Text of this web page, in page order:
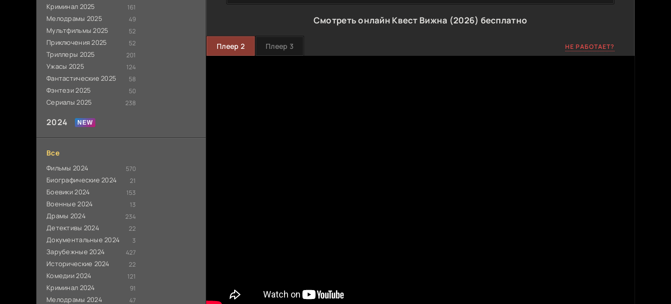
Криминал 2025 161
Мелодрамы 2025 49
Мультфильмы 2025 52
Приключения 2025 52
Триллеры 2025 201
Ужасы 2025 124
Фантастические 2025 58
Фэнтези 2025 50
Сериалы 2025 238
2024
Все
Фильмы 2024 570
Биографические 2024 21
Боевики 2024 153
Военные 2024 13
Драмы 2024 234
Детективы 2024 22
Документальные 2024 3
Зарубежные 2024 427
Исторические 2024 22
Комедии 2024 121
Криминал 2024 91
Мелодрамы 2024 47
Смотреть онлайн Квест Вижна (2026) бесплатно
Плеер 2 Плеер 3 НЕ РАБОТАЕТ?